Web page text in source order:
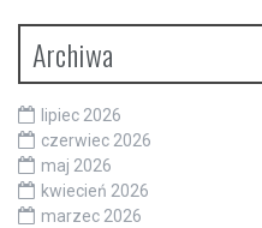
Archiwa
lipiec 2026
czerwiec 2026
maj 2026
kwiecień 2026
marzec 2026